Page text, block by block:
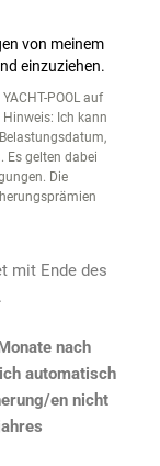
von meinem
einzuziehen.
POOL auf
Ich kann
Es gelten dabei
Die
mit Ende des
nach
automatisch
en nicht